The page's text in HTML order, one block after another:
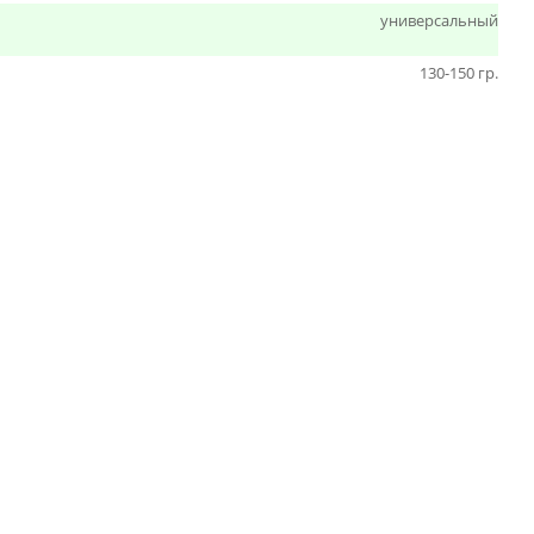
универсальный
130-150 гр.